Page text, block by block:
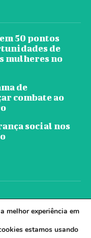
50 pontos
de
mulheres no
de
combate ao
social nos
melhor experiência em
estamos usando